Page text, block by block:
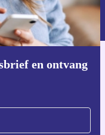
en ontvang
vind je in ons
app